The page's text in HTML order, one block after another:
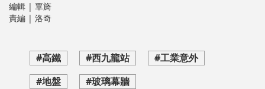
編輯 | 覃旖
責編 | 洛奇
#高鐵 #西九龍站
#工業意外
#地盤
#玻璃幕牆